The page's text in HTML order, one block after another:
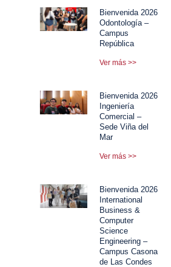
Bienvenida 2026
Odontología –
Campus
República
Ver más >>
Bienvenida 2026
Ingeniería
Comercial –
Sede Viña del
Mar
Ver más >>
Bienvenida 2026
International
Business &
Computer
Science
Engineering –
Campus Casona
de Las Condes